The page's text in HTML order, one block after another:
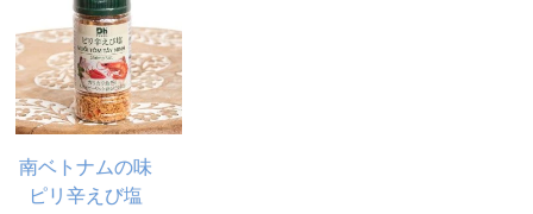
南ベトナムの味
ピリ辛えび塩